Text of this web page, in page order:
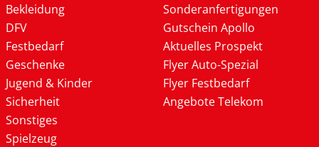
Bekleidung
DFV
Festbedarf
Geschenke
Jugend & Kinder
Sicherheit
Sonstiges
Spielzeug
Sonderanfertigungen
Gutschein Apollo
Aktuelles Prospekt
Flyer Auto-Spezial
Flyer Festbedarf
Angebote Telekom